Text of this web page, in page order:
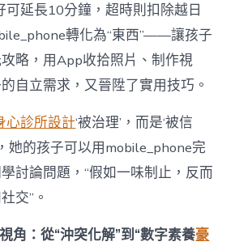
可延長10分鐘，超時則扣除越日
轉化為“東西”——讓孩子
略，用App收拾照片、制作視
自立需求，又晉陞了實用技巧。
心診所設計‘被治理’，而是‘被信
她的孩子可以用mobile_phone完
討論問題，“假如一味制止，反而
交”。
視角：從“沖突化解”到“數字素養豪